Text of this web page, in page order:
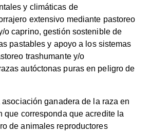
y climáticas de
extensivo mediante pastoreo
o caprino, gestión sostenible de
pastables y apoyo a los sistemas
trashumante y/o
autóctonas puras en peligro de
ganadera de la raza en
que corresponda que acredite la
de animales reproductores